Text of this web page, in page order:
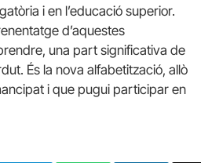
i en l’educació superior.
d’aquestes
una part significativa de
És la nova alfabetització, allò
i que pugui participar en